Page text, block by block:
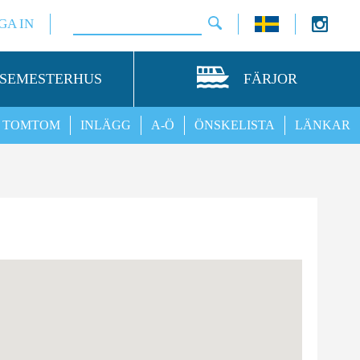
IN
FÄRJOR
LÄNKAR
ÖNSKELISTA
A-Ö
INLÄGG
TOMTOM